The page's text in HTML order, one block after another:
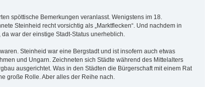
spöttische Bemerkungen veranlasst. Wenigstens im 18.
Steinheid recht vorsichtig als „Marktflecken“. Und nachdem in
war der einstige Stadt-Status unerheblich.
Steinheid war eine Bergstadt und ist insofern auch etwas
und Ungarn. Zeichneten sich Städte während des Mittelalters
ausgerichtet. Was in den Städten die Bürgerschaft mit einem Rat
große Rolle. Aber alles der Reihe nach.